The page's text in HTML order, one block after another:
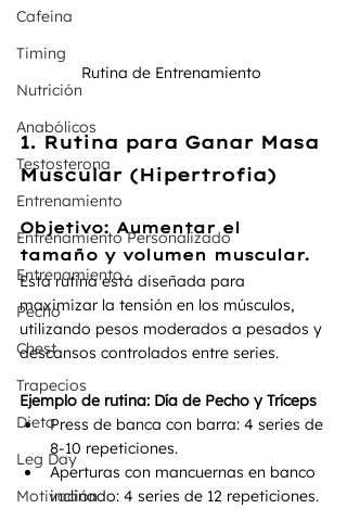
Cafeina
Timing
Nutrición
Anabólicos
Testosterona
Entrenamiento
Entrenamiento Personalizado
Entrenamiento
Pecho
Chest
Trapecios
Dieta
Leg Day
Motivación
Rutina de Entrenamiento
1. Rutina para Ganar Masa
Muscular (Hipertrofia)
Objetivo: Aumentar el
tamaño y volumen muscular.
Esta rutina está diseñada para
maximizar la tensión en los músculos,
utilizando pesos moderados a pesados y
descansos controlados entre series.
Ejemplo de rutina: Día de Pecho y Tríceps
Press de banca con barra: 4 series de
8-10 repeticiones.
Aperturas con mancuernas en banco
inclinado: 4 series de 12 repeticiones.